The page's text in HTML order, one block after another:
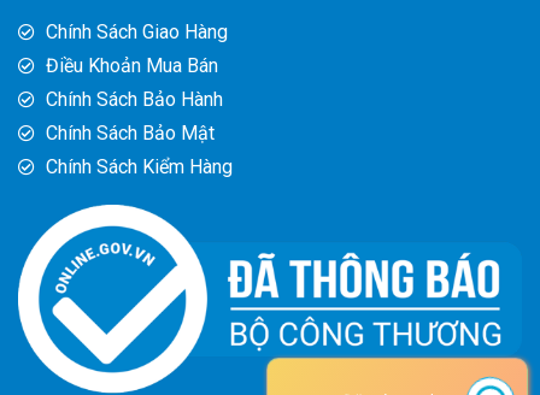
Chính Sách Giao Hàng
Điều Khoản Mua Bán
Chính Sách Bảo Hành
Chính Sách Bảo Mật
Chính Sách Kiểm Hàng